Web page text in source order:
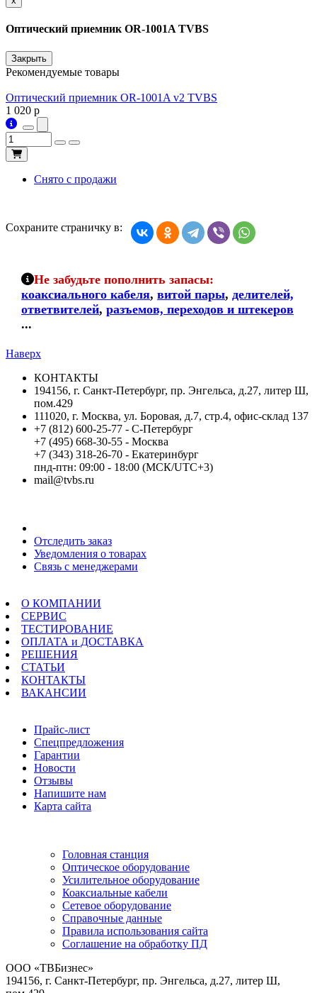
Оптический приемник OR-1001A TVBS
Закрыть
Рекомендуемые товары
Оптический приемник OR-1001A v2 TVBS
1 020 p
Снято с продажи
Сохраните страничку в:
Не забудьте пополнить запасы:
коаксиального кабеля, витой пары, делителей,
ответвителей, разъемов, переходов и штекеров
...
Наверх
КОНТАКТЫ
194156, г. Санкт-Петербург, пр. Энгельса, д.27, литер Ш,
пом.429
111020, г. Москва, ул. Боровая, д.7, стр.4, офис-склад 137
+7 (812) 600-25-77 - С-Петербург
+7 (495) 668-30-55 - Москва
+7 (343) 318-26-70 - Екатеринбург
пнд-птн: 09:00 - 18:00 (МСК/UTC+3)
mail@tvbs.ru
Отследить заказ
Уведомления о товарах
Связь с менеджерами
О КОМПАНИИ
СЕРВИС
ТЕСТИРОВАНИЕ
ОПЛАТА и ДОСТАВКА
РЕШЕНИЯ
СТАТЬИ
КОНТАКТЫ
ВАКАНСИИ
Прайс-лист
Спецпредложения
Гарантии
Новости
Отзывы
Напишите нам
Карта сайта
Головная станция
Оптическое оборудование
Усилительное оборудование
Коаксиальные кабели
Сетевое оборудование
Справочные данные
Правила использования сайта
Соглашение на обработку ПД
ООО «ТВБизнес»
194156, г. Санкт-Петербург, пр. Энгельса, д.27, литер Ш,